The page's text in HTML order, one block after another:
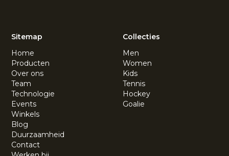
Sitemap
Home
Producten
Over ons
Team
Technologie
Events
Winkels
Blog
Duurzaamheid
Contact
Collecties
Men
Women
Kids
Tennis
Hockey
Goalie